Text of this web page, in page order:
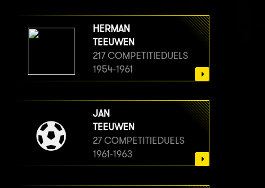
HERMAN
TEEUWEN
217 COMPETITIEDUELS
1954-1961
JAN
TEEUWEN
27 COMPETITIEDUELS
1961-1963